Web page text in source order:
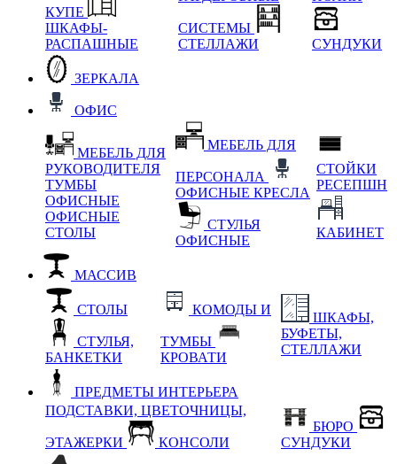
КУПЕ
ШКАФЫ-
РАСПАШНЫЕ
СИСТЕМЫ
СТЕЛЛАЖИ
СУНДУКИ
ЗЕРКАЛА
ОФИС
МЕБЕЛЬ ДЛЯ
РУКОВОДИТЕЛЯ
ТУМБЫ
ОФИСНЫЕ
ОФИСНЫЕ
СТОЛЫ
МЕБЕЛЬ ДЛЯ
ПЕРСОНАЛА
ОФИСНЫЕ КРЕСЛА
СТУЛЬЯ
ОФИСНЫЕ
СТОЙКИ
РЕСЕПШН
КАБИНЕТ
МАССИВ
СТОЛЫ
СТУЛЬЯ,
БАНКЕТКИ
КОМОДЫ И
ТУМБЫ
КРОВАТИ
ШКАФЫ,
БУФЕТЫ,
СТЕЛЛАЖИ
ПРЕДМЕТЫ ИНТЕРЬЕРА
ПОДСТАВКИ, ЦВЕТОЧНИЦЫ,
ЭТАЖЕРКИ КОНСОЛИ
БЮРО
СУНДУКИ